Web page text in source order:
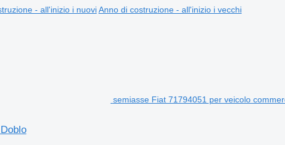
- all'inizio i nuovi Anno di costruzione - all'inizio i vecchi
semiasse Fiat 71794051 per veicolo